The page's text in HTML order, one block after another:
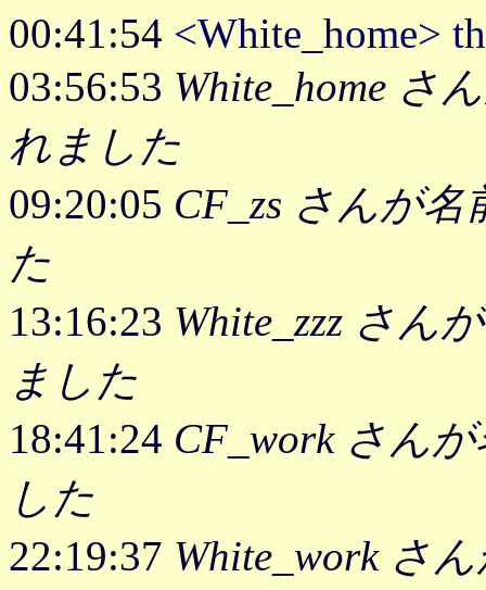
00:41:54 <White_home>
03:56:53 White_home さ
れました
09:20:05 CF_zs さんが
た
13:16:23 White_zzz さん
ました
18:41:24 CF_work さん
した
22:19:37 White_work さ